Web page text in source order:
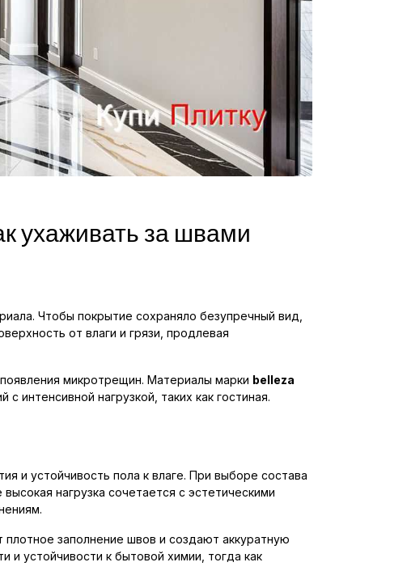
ухаживать за швами
Чтобы покрытие сохраняло безупречный вид,
от влаги и грязи, продлевая
микротрещин. Материалы марки belleza
нагрузкой, таких как гостиная.
и устойчивость пола к влаге. При выборе состава
нагрузка сочетается с эстетическими
заполнение швов и создают аккуратную
и устойчивости к бытовой химии, тогда как